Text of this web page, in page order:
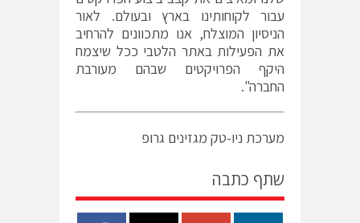
עבור לקוחותינו בארץ ובעולם. לאור
הניסיון המוצלח, אנו מתכוונים להרחיב
את הפעילות באתר הלטבי ככל שיצמח
היקף הפרויקטים שבהם מעורבת
החברה".
מערכת ניו-טק מגזינים גרופ
שתף כתבה